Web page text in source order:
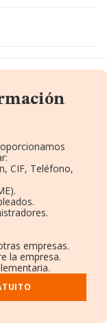
CIF, Teléfono,
empresas.
la empresa.